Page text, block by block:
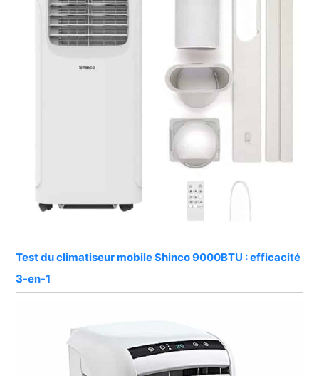
Test du climatiseur mobile Shinco 9000BTU : efficacité
3-en-1